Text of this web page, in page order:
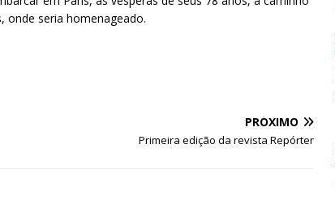
onde seria homenageado.
PRÓXIMO
Primeira edição da revista Repórter